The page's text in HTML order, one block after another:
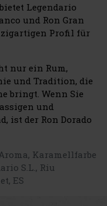
Legendario
und Ron Gran
Profil für
nur ein Rum,
und Tradition, die
bringt. Wenn Sie
und
ist der Ron Dorado
Karamellfarbe
S.L., Riu
ES